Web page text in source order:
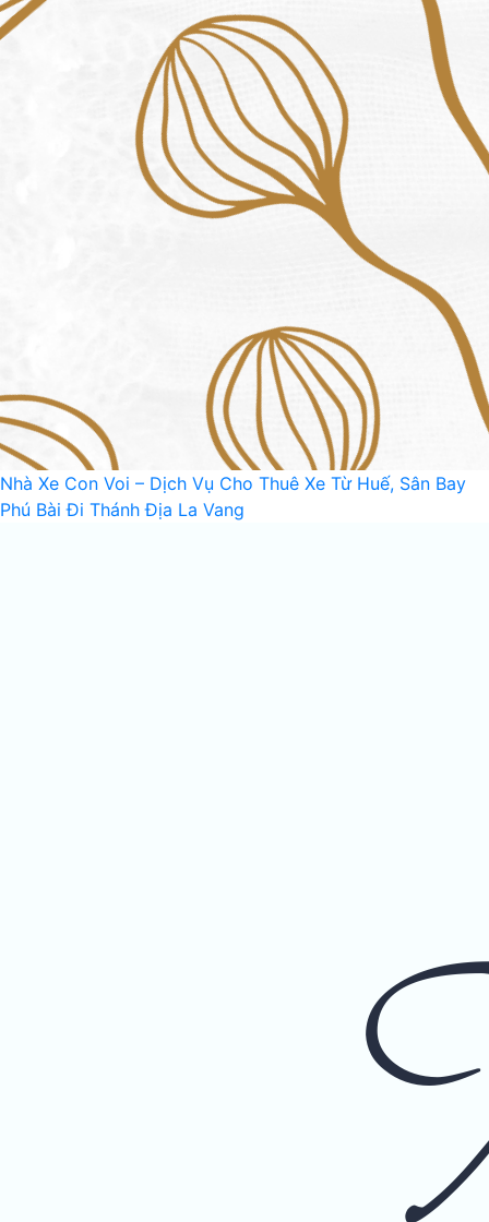
Nhà Xe Con Voi – Dịch Vụ Cho Thuê Xe Từ Huế, Sân Bay
Phú Bài Đi Thánh Địa La Vang